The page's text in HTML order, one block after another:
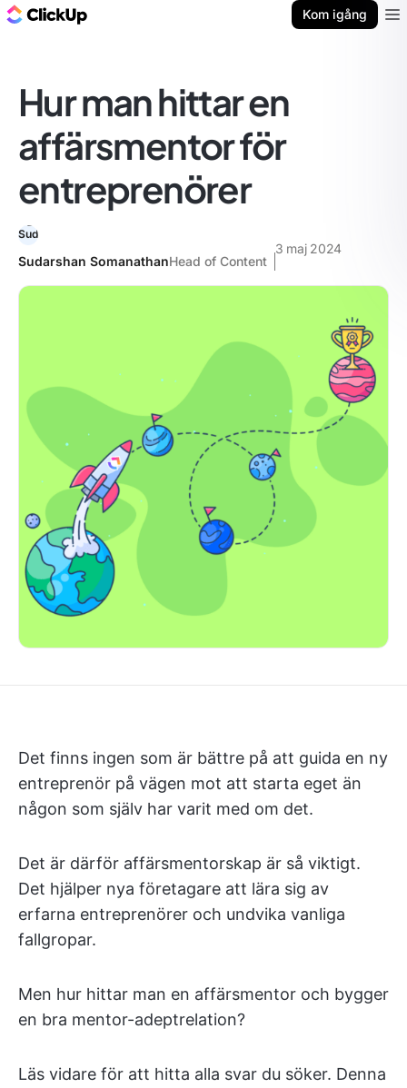
Kom igång
Hur man hittar en
affärsmentor för
entreprenörer
Sudarshan SomanathanHead of Content
3 maj 2024
Det finns ingen som är bättre på att guida en ny
entreprenör på vägen mot att starta eget än
någon som själv har varit med om det.
Det är därför affärsmentorskap är så viktigt.
Det hjälper nya företagare att lära sig av
erfarna entreprenörer och undvika vanliga
fallgropar.
Men hur hittar man en affärsmentor och bygger
en bra mentor-adeptrelation?
Läs vidare för att hitta alla svar du söker. Denna